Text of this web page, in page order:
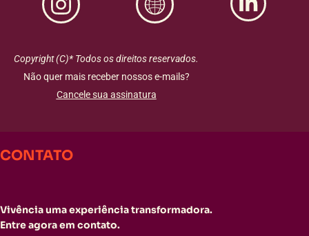
Copyright (C)* Todos os direitos reservados.
Não quer mais receber nossos e-mails?
Cancele sua assinatura
CONTATO
Vivência uma experiência transformadora.
Entre agora em contato.